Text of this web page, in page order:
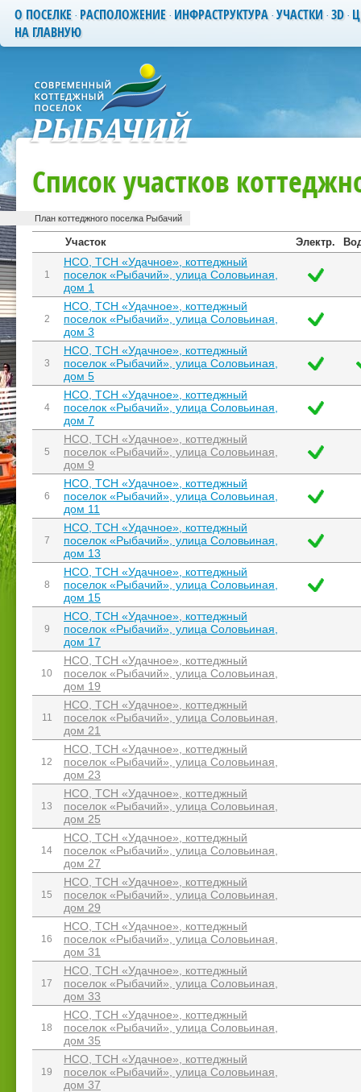
О ПОСЕЛКЕ РАСПОЛОЖЕНИЕ ИНФРАСТРУКТУРА УЧАСТКИ 3D
НА ГЛАВНУЮ
Список участков
План коттеджного поселка Рыбачий
Участок Электр.
1
НСО, ТСН «Удачное», коттеджный
поселок «Рыбачий», улица Соловьиная,
дом 1
2
НСО, ТСН «Удачное», коттеджный
поселок «Рыбачий», улица Соловьиная,
дом 3
3
НСО, ТСН «Удачное», коттеджный
поселок «Рыбачий», улица Соловьиная,
дом 5
4
НСО, ТСН «Удачное», коттеджный
поселок «Рыбачий», улица Соловьиная,
дом 7
5
НСО, ТСН «Удачное», коттеджный
поселок «Рыбачий», улица Соловьиная,
дом 9
6
НСО, ТСН «Удачное», коттеджный
поселок «Рыбачий», улица Соловьиная,
дом 11
7
НСО, ТСН «Удачное», коттеджный
поселок «Рыбачий», улица Соловьиная,
дом 13
8
НСО, ТСН «Удачное», коттеджный
поселок «Рыбачий», улица Соловьиная,
дом 15
9
НСО, ТСН «Удачное», коттеджный
поселок «Рыбачий», улица Соловьиная,
дом 17
10
НСО, ТСН «Удачное», коттеджный
поселок «Рыбачий», улица Соловьиная,
дом 19
11
НСО, ТСН «Удачное», коттеджный
поселок «Рыбачий», улица Соловьиная,
дом 21
12
НСО, ТСН «Удачное», коттеджный
поселок «Рыбачий», улица Соловьиная,
дом 23
13
НСО, ТСН «Удачное», коттеджный
поселок «Рыбачий», улица Соловьиная,
дом 25
14
НСО, ТСН «Удачное», коттеджный
поселок «Рыбачий», улица Соловьиная,
дом 27
15
НСО, ТСН «Удачное», коттеджный
поселок «Рыбачий», улица Соловьиная,
дом 29
16
НСО, ТСН «Удачное», коттеджный
поселок «Рыбачий», улица Соловьиная,
дом 31
17
НСО, ТСН «Удачное», коттеджный
поселок «Рыбачий», улица Соловьиная,
дом 33
18
НСО, ТСН «Удачное», коттеджный
поселок «Рыбачий», улица Соловьиная,
дом 35
19
НСО, ТСН «Удачное», коттеджный
поселок «Рыбачий», улица Соловьиная,
дом 37